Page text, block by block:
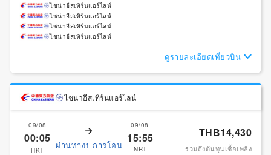
ไชน่าอีสเทิร์นแอร์ไลน์
ไชน่าอีสเทิร์นแอร์ไลน์
ไชน่าอีสเทิร์นแอร์ไลน์
ไชน่าอีสเทิร์นแอร์ไลน์
ดูรายละเอียดเที่ยวบิน
ไชน่าอีสเทิร์นแอร์ไลน์
09/08
00:05
HKT ผ่านทาง1 การโอน
09/08
15:55
NRT
THB14,430
รวมถึงต้นทุนเชื้อเพลิง